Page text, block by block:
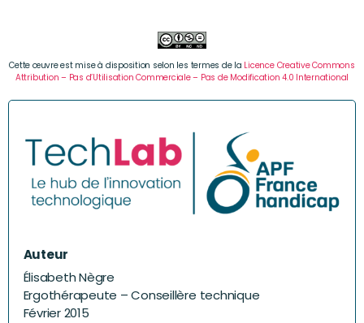
Cette œuvre est mise à disposition selon les termes de la Licence Creative Commons
Attribution – Pas d’Utilisation Commerciale – Pas de Modification 4.0 International
Auteur
Élisabeth Nègre
Ergothérapeute – Conseillère technique
Février 2015